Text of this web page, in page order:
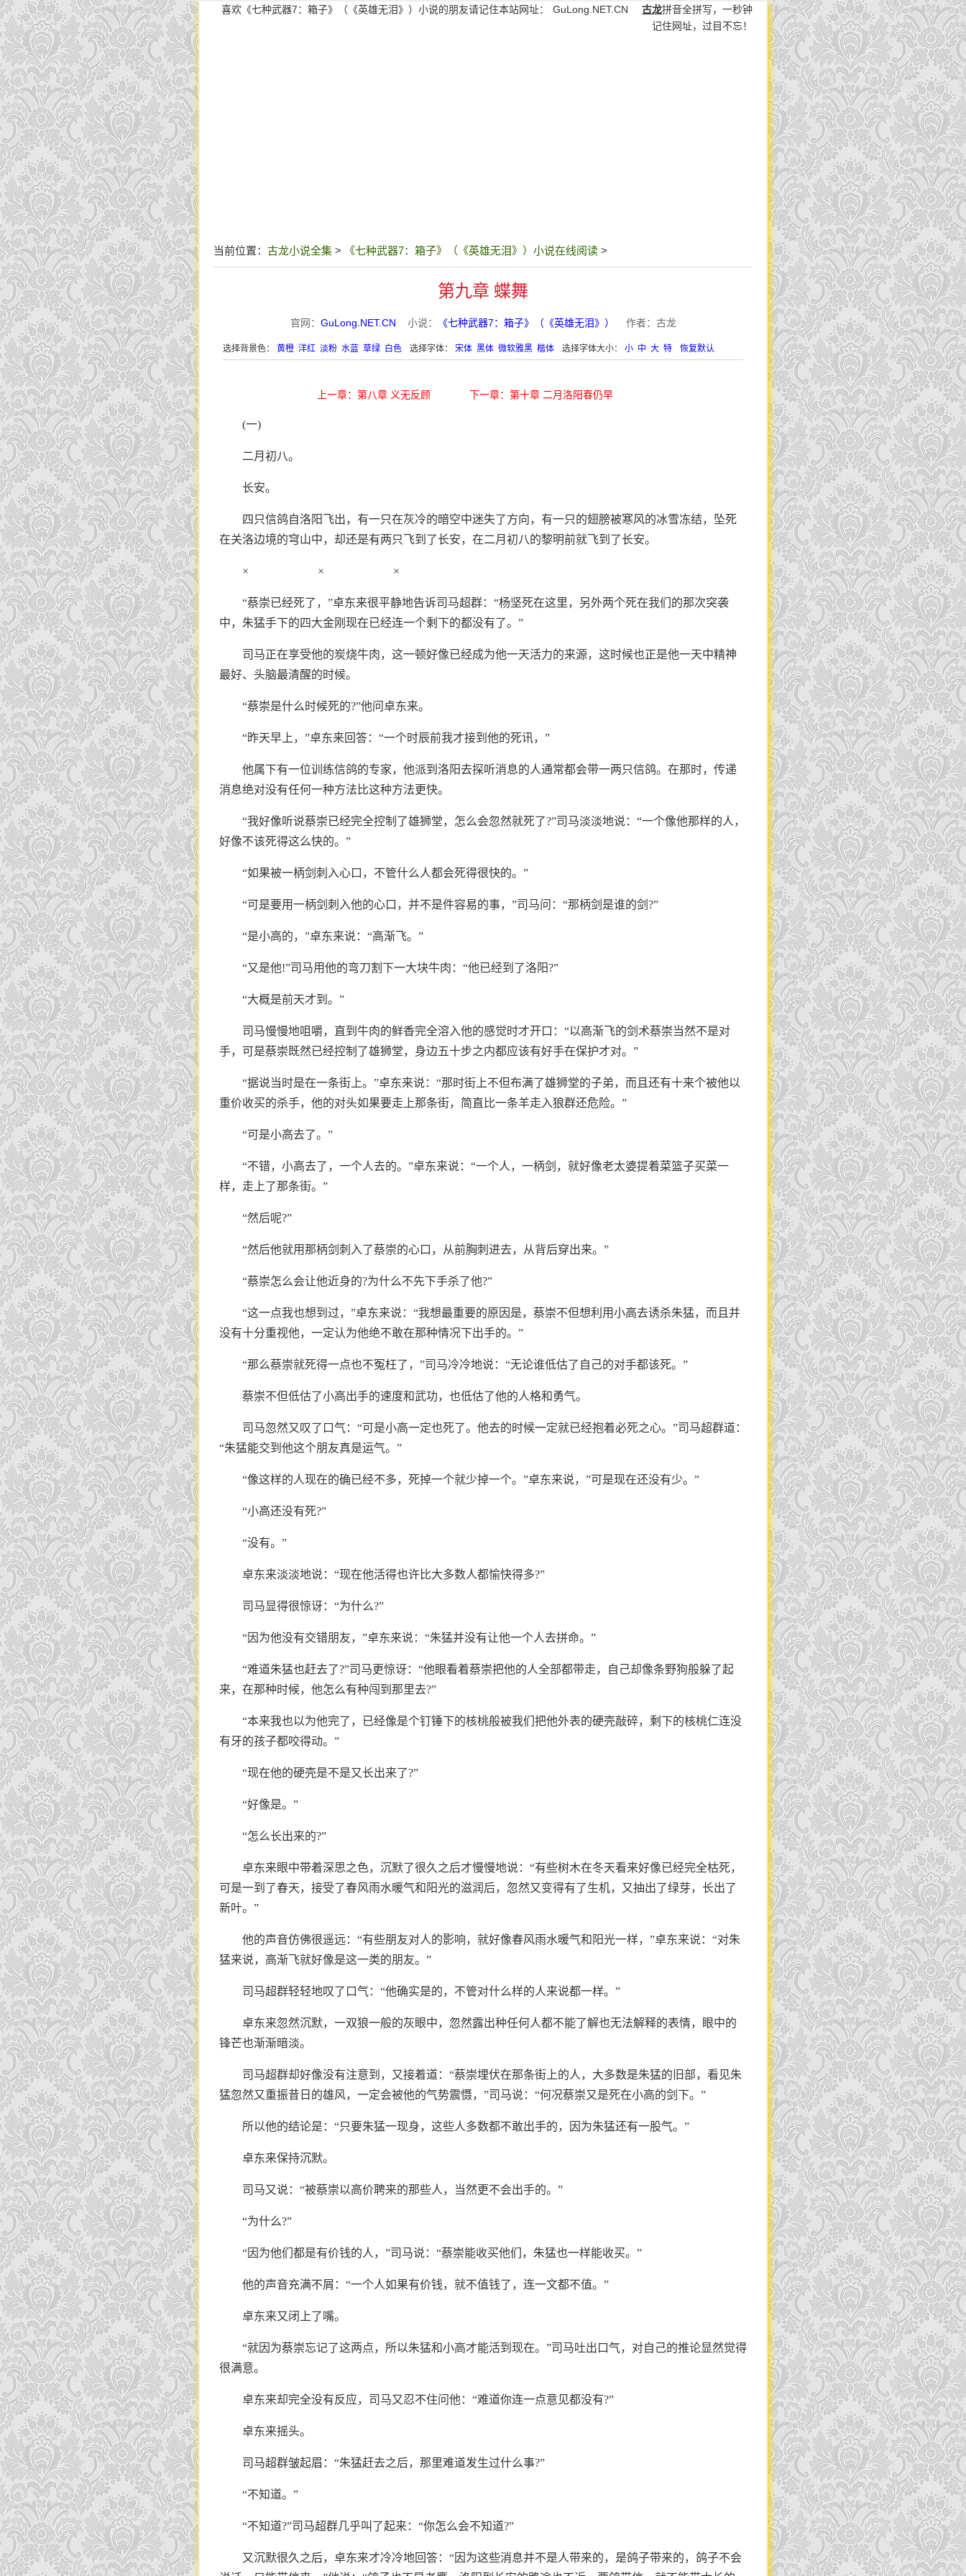
喜欢《七种武器7：箱子》（《英雄无泪》）小说的朋友请记住本站网址： GuLong.NET.CN 古龙拼音全拼写，一秒钟
记住网址，过目不忘！
当前位置： 古龙小说全集 > 《七种武器7：箱子》（《英雄无泪》）小说在线阅读 >
第九章 蝶舞
官网： GuLong.NET.CN 小说： 《七种武器7：箱子》（《英雄无泪》） 作者：古龙
选择背景色： 黄橙 洋红 淡粉 水蓝 草绿 白色 选择字体： 宋体 黑体 微软雅黑 楷体 选择字体大小： 小 中 大 特 恢复默认
上一章：第八章 义无反顾 下一章：第十章 二月洛阳春仍早
(一)
二月初八。
长安。
四只信鸽自洛阳飞出，有一只在灰冷的暗空中迷失了方向，有一只的翅膀被寒风的冰雪冻结，坠死
在关洛边境的穹山中，却还是有两只飞到了长安，在二月初八的黎明前就飞到了长安。
× × ×
“蔡崇已经死了，”卓东来很平静地告诉司马超群：“杨坚死在这里，另外两个死在我们的那次突袭
中，朱猛手下的四大金刚现在已经连一个剩下的都没有了。”
司马正在享受他的炭烧牛肉，这一顿好像已经成为他一天活力的来源，这时候也正是他一天中精神
最好、头脑最清醒的时候。
“蔡崇是什么时候死的?”他问卓东来。
“昨天早上，”卓东来回答：“一个时辰前我才接到他的死讯，”
他属下有一位训练信鸽的专家，他派到洛阳去探听消息的人通常都会带一两只信鸽。在那时，传递
消息绝对没有任何一种方法比这种方法更快。
“我好像听说蔡崇已经完全控制了雄狮堂，怎么会忽然就死了?”司马淡淡地说：“一个像他那样的人，
好像不该死得这么快的。”
“如果被一柄剑刺入心口，不管什么人都会死得很快的。”
“可是要用一柄剑刺入他的心口，并不是件容易的事，”司马问：“那柄剑是谁的剑?”
“是小高的，”卓东来说：“高渐飞。”
“又是他!”司马用他的弯刀割下一大块牛肉：“他已经到了洛阳?”
“大概是前天才到。”
司马慢慢地咀嚼，直到牛肉的鲜香完全溶入他的感觉时才开口：“以高渐飞的剑术蔡崇当然不是对
手，可是蔡崇既然已经控制了雄狮堂，身边五十步之内都应该有好手在保护才对。”
“据说当时是在一条街上。”卓东来说：“那时街上不但布满了雄狮堂的子弟，而且还有十来个被他以
重价收买的杀手，他的对头如果要走上那条街，简直比一条羊走入狼群还危险。”
“可是小高去了。”
“不错，小高去了，一个人去的。”卓东来说：“一个人，一柄剑，就好像老太婆提着菜篮子买菜一
样，走上了那条街。”
“然后呢?”
“然后他就用那柄剑刺入了蔡崇的心口，从前胸刺进去，从背后穿出来。”
“蔡崇怎么会让他近身的?为什么不先下手杀了他?”
“这一点我也想到过，”卓东来说：“我想最重要的原因是，蔡崇不但想利用小高去诱杀朱猛，而且并
没有十分重视他，一定认为他绝不敢在那种情况下出手的。”
“那么蔡崇就死得一点也不冤枉了，”司马冷冷地说：“无论谁低估了自己的对手都该死。”
蔡崇不但低估了小高出手的速度和武功，也低估了他的人格和勇气。
司马忽然又叹了口气：“可是小高一定也死了。他去的时候一定就已经抱着必死之心。”司马超群道：
“朱猛能交到他这个朋友真是运气。”
“像这样的人现在的确已经不多，死掉一个就少掉一个。”卓东来说，”可是现在还没有少。”
“小高还没有死?”
“没有。”
卓东来淡淡地说：“现在他活得也许比大多数人都愉快得多?”
司马显得很惊讶：“为什么?”
“因为他没有交错朋友，”卓东来说：“朱猛并没有让他一个人去拼命。”
“难道朱猛也赶去了?”司马更惊讶：“他眼看着蔡崇把他的人全部都带走，自己却像条野狗般躲了起
来，在那种时候，他怎么有种闯到那里去?”
“本来我也以为他完了，已经像是个钉锤下的核桃般被我们把他外表的硬壳敲碎，剩下的核桃仁连没
有牙的孩子都咬得动。”
“现在他的硬壳是不是又长出来了?”
“好像是。”
“怎么长出来的?”
卓东来眼中带着深思之色，沉默了很久之后才慢慢地说：“有些树木在冬天看来好像已经完全枯死，
可是一到了春天，接受了春风雨水暖气和阳光的滋润后，忽然又变得有了生机，又抽出了绿芽，长出了
新叶。”
他的声音仿佛很遥远：“有些朋友对人的影响，就好像春风雨水暖气和阳光一样，”卓东来说：“对朱
猛来说，高渐飞就好像是这一类的朋友。”
司马超群轻轻地叹了口气：“他确实是的，不管对什么样的人来说都一样。”
卓东来忽然沉默，一双狼一般的灰眼中，忽然露出种任何人都不能了解也无法解释的表情，眼中的
锋芒也渐渐暗淡。
司马超群却好像没有注意到，又接着道：“蔡崇埋伏在那条街上的人，大多数是朱猛的旧部，看见朱
猛忽然又重振昔日的雄风，一定会被他的气势震慑，”司马说：“何况蔡崇又是死在小高的剑下。”
所以他的结论是：“只要朱猛一现身，这些人多数都不敢出手的，因为朱猛还有一股气。”
卓东来保持沉默。
司马又说：“被蔡崇以高价聘来的那些人，当然更不会出手的。”
“为什么?”
“因为他们都是有价钱的人，”司马说：“蔡崇能收买他们，朱猛也一样能收买。”
他的声音充满不屑：“一个人如果有价钱，就不值钱了，连一文都不值。”
卓东来又闭上了嘴。
“就因为蔡崇忘记了这两点，所以朱猛和小高才能活到现在。”司马吐出口气，对自己的推论显然觉得
很满意。
卓东来却完全没有反应，司马又忍不住问他：“难道你连一点意见都没有?”
卓东来摇头。
司马超群皱起眉：“朱猛赶去之后，那里难道发生过什么事?”
“不知道。”
“不知道?”司马超群几乎叫了起来：“你怎么会不知道?”
又沉默很久之后，卓东来才冷冷地回答：“因为这些消息并不是人带来的，是鸽子带来的，鸽子不会